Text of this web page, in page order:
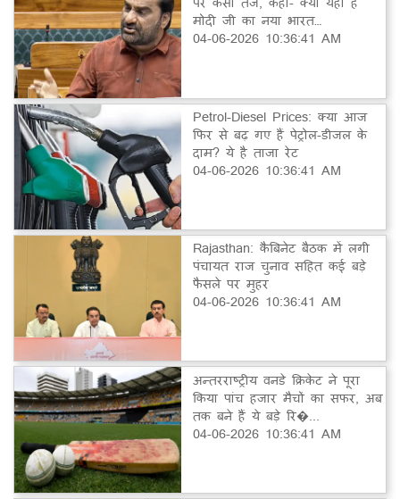
मोदी जी का नया भारत…
04-06-2026 10:36:41 AM
Petrol-Diesel Prices: क्या आज
फिर से बढ़ गए हैं पेट्रोल-डीजल के
दाम? ये है ताजा रेट
04-06-2026 10:36:41 AM
Rajasthan: कैबिनेट बैठक में लगी
पंचायत राज चुनाव सहित कई बड़े
फैसले पर मुहर
04-06-2026 10:36:41 AM
अन्तरराष्ट्रीय वनडे क्रिकेट ने पूरा
किया पांच हजार मैचों का सफर, अब
तक बने हैं ये बड़े रि�...
04-06-2026 10:36:41 AM